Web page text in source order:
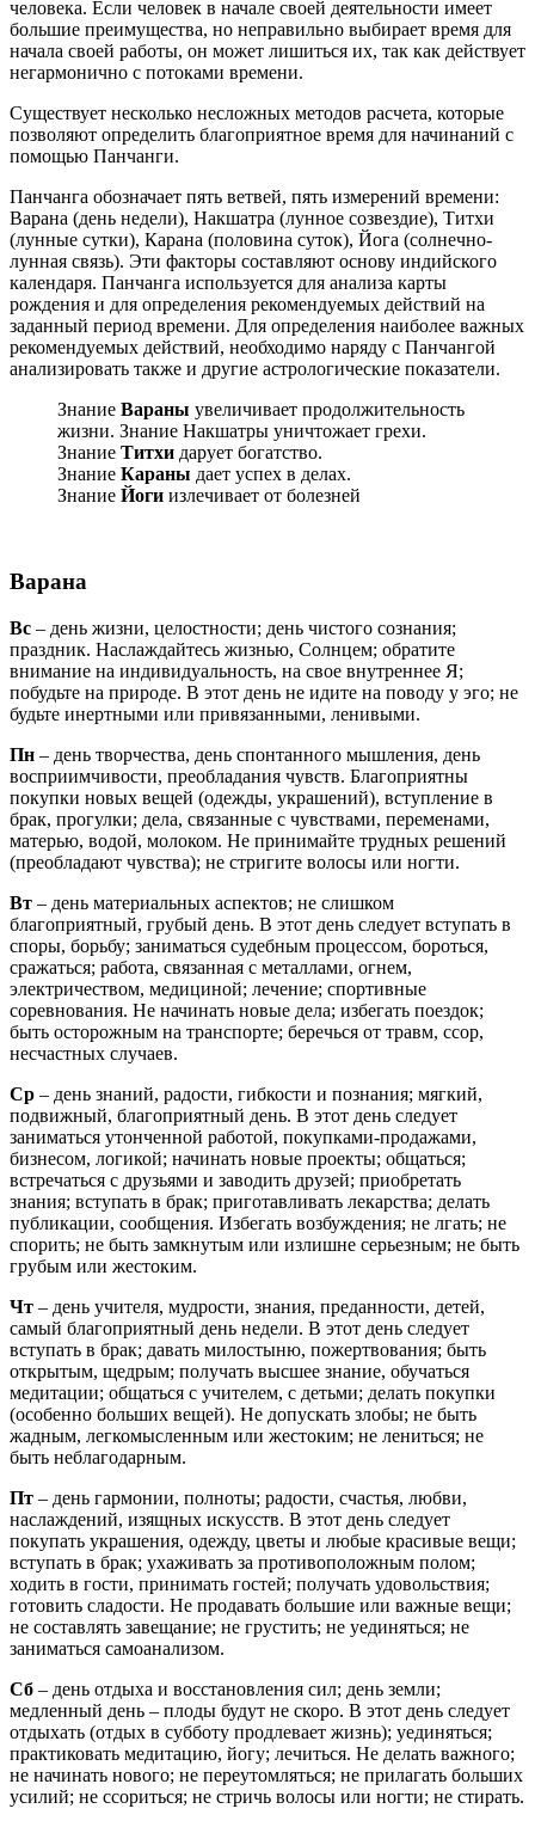
человека. Если человек в начале своей деятельности имеет
большие преимущества, но неправильно выбирает время для
начала своей работы, он может лишиться их, так как действует
негармонично с потоками времени.
Существует несколько несложных методов расчета, которые
позволяют определить благоприятное время для начинаний с
помощью Панчанги.
Панчанга обозначает пять ветвей, пять измерений времени:
Варана (день недели), Накшатра (лунное созвездие), Титхи
(лунные сутки), Карана (половина суток), Йога (солнечно-
лунная связь). Эти факторы составляют основу индийского
календаря. Панчанга используется для анализа карты
рождения и для определения рекомендуемых действий на
заданный период времени. Для определения наиболее важных
рекомендуемых действий, необходимо наряду с Панчангой
анализировать также и другие астрологические показатели.
Знание Вараны увеличивает продолжительность
жизни. Знание Накшатры уничтожает грехи.
Знание Титхи дарует богатство.
Знание Караны дает успех в делах.
Знание Йоги излечивает от болезней
Варана
Вс – день жизни, целостности; день чистого сознания;
праздник. Наслаждайтесь жизнью, Солнцем; обратите
внимание на индивидуальность, на свое внутреннее Я;
побудьте на природе. В этот день не идите на поводу у эго; не
будьте инертными или привязанными, ленивыми.
Пн – день творчества, день спонтанного мышления, день
восприимчивости, преобладания чувств. Благоприятны
покупки новых вещей (одежды, украшений), вступление в
брак, прогулки; дела, связанные с чувствами, переменами,
матерью, водой, молоком. Не принимайте трудных решений
(преобладают чувства); не стригите волосы или ногти.
Вт – день материальных аспектов; не слишком
благоприятный, грубый день. В этот день следует вступать в
споры, борьбу; заниматься судебным процессом, бороться,
сражаться; работа, связанная с металлами, огнем,
электричеством, медициной; лечение; спортивные
соревнования. Не начинать новые дела; избегать поездок;
быть осторожным на транспорте; беречься от травм, ссор,
несчастных случаев.
Ср – день знаний, радости, гибкости и познания; мягкий,
подвижный, благоприятный день. В этот день следует
заниматься утонченной работой, покупками-продажами,
бизнесом, логикой; начинать новые проекты; общаться;
встречаться с друзьями и заводить друзей; приобретать
знания; вступать в брак; приготавливать лекарства; делать
публикации, сообщения. Избегать возбуждения; не лгать; не
спорить; не быть замкнутым или излишне серьезным; не быть
грубым или жестоким.
Чт – день учителя, мудрости, знания, преданности, детей,
самый благоприятный день недели. В этот день следует
вступать в брак; давать милостыню, пожертвования; быть
открытым, щедрым; получать высшее знание, обучаться
медитации; общаться с учителем, с детьми; делать покупки
(особенно больших вещей). Не допускать злобы; не быть
жадным, легкомысленным или жестоким; не лениться; не
быть неблагодарным.
Пт – день гармонии, полноты; радости, счастья, любви,
наслаждений, изящных искусств. В этот день следует
покупать украшения, одежду, цветы и любые красивые вещи;
вступать в брак; ухаживать за противоположным полом;
ходить в гости, принимать гостей; получать удовольствия;
готовить сладости. Не продавать большие или важные вещи;
не составлять завещание; не грустить; не уединяться; не
заниматься самоанализом.
Сб – день отдыха и восстановления сил; день земли;
медленный день – плоды будут не скоро. В этот день следует
отдыхать (отдых в субботу продлевает жизнь); уединяться;
практиковать медитацию, йогу; лечиться. Не делать важного;
не начинать нового; не переутомляться; не прилагать больших
усилий; не ссориться; не стричь волосы или ногти; не стирать.